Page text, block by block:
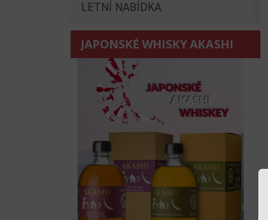
LETNÍ NABÍDKA
JAPONSKÉ WHISKY AKASHI